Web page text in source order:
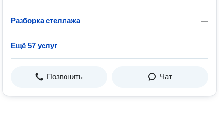
Разборка стеллажа —
Ещё 57 услуг
Позвонить Чат